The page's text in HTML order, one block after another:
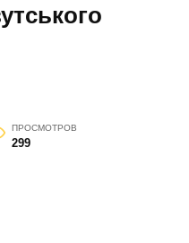
ПРОСМОТРОВ
299